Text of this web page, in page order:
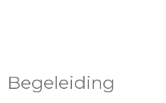
Begeleiding